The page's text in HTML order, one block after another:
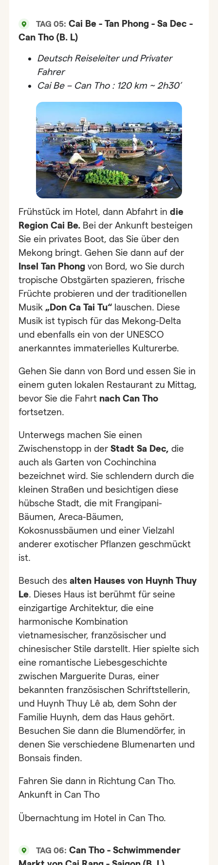
TAG 05: Cai Be - Tan Phong - Sa Dec -
Can Tho (B. L)
Deutsch Reiseleiterund Privater
Fahrer
Cai Be – Can Tho : 120 km ~ 2h30’
Frühstück im Hotel, dann Abfahrt indie
Region Cai Be. Bei der Ankunft besteigen
Sie ein privates Boot, das Sie über den
Mekong bringt. Gehen Sie dann auf der
Insel Tan Phong von Bord, wo Sie durch
tropische Obstgärten spazieren, frische
Früchte probieren und der traditionellen
Musik „Don Ca Tai Tu“ lauschen. Diese
Musik ist typisch für das Mekong-Delta
und ebenfalls ein von der UNESCO
anerkanntes immaterielles Kulturerbe.
Gehen Sie dann von Bord und essen Sie in
einem guten lokalen Restaurant zu Mittag,
bevor Sie die Fahrt nach Can Tho
fortsetzen.
Unterwegs machen Sie einen
Zwischenstopp in derStadt Sa Dec, die
auch als Garten von Cochinchina
bezeichnet wird. Sie schlendern durch die
kleinen Straßen und besichtigen diese
hübsche Stadt, die mit Frangipani-
Bäumen, Areca-Bäumen,
Kokosnussbäumen und einer Vielzahl
anderer exotischer Pflanzen geschmückt
ist.
Besuch desalten Hauses von Huynh Thuy
Le. Dieses Haus ist berühmt für seine
einzigartige Architektur, die eine
harmonische Kombination
vietnamesischer, französischer und
chinesischer Stile darstellt. Hier spielte sich
eine romantische Liebesgeschichte
zwischen Marguerite Duras, einer
bekannten französischen Schriftstellerin,
und Huynh Thuy Lê ab, dem Sohn der
Familie Huynh, dem das Haus gehört.
Besuchen Sie dann die Blumendörfer, in
denen Sie verschiedene Blumenarten und
Bonsais finden.
Fahren Sie dann in Richtung Can Tho.
Ankunft in Can Tho
Übernachtung im Hotel in Can Tho.
TAG 06: Can Tho - Schwimmender